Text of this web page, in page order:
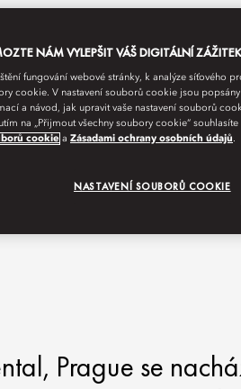
Prague se
NÁM VYLEPŠIT VÁŠ DIGITÁLNÍ ZÁŽITEK
fungování webové stránky, k analýze síťového
cookie. V nastavení souborů cookie jsou
a návod, jak upravit vaše nastavení souborů
na „Přijmout všechny soubory cookie“ souhlasíte
cookie a Zásadami ochrany osobních údajů.
NASTAVENÍ SOUBORŮ COOKIE